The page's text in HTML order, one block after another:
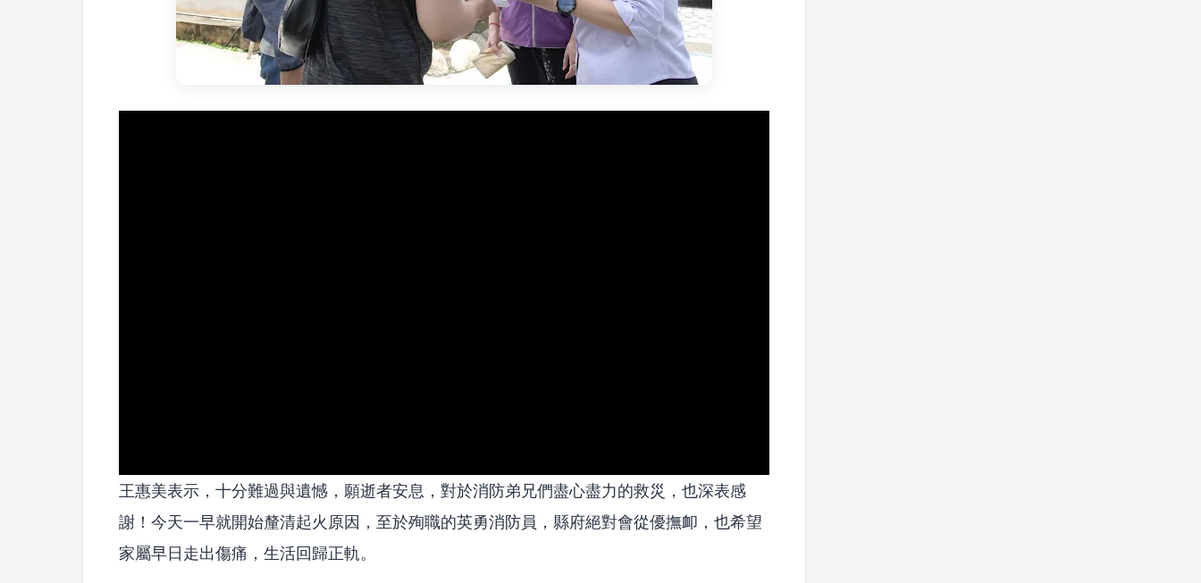
王惠美表示，十分難過與遺憾，願逝者安息，對於消防弟兄們盡心盡力的救災，也深表感
謝！今天一早就開始釐清起火原因，至於殉職的英勇消防員，縣府絕對會從優撫卹，也希望
家屬早日走出傷痛，生活回歸正軌。